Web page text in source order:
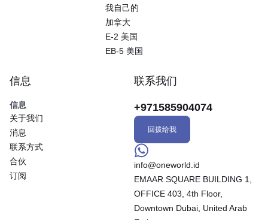
我自己的
加拿大
E-2 美国
EB-5 美国
信息
信息
关于我们
消息
联系方式
合伙
订阅
联系我们
+971585904074
回拨给我
info@oneworld.id
EMAAR SQUARE BUILDING 1,
OFFICE 403, 4th Floor,
Downtown Dubai, United Arab